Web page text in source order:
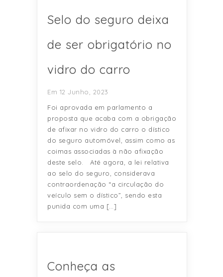
Selo do seguro deixa
de ser obrigatório no
vidro do carro
Em 12 Junho, 2023
Foi aprovada em parlamento a
proposta que acaba com a obrigação
de afixar no vidro do carro o dístico
do seguro automóvel, assim como as
coimas associadas à não afixação
deste selo. Até agora, a lei relativa
ao selo do seguro, considerava
contraordenação “a circulação do
veículo sem o dístico”, sendo esta
punida com uma […]
Conheça as